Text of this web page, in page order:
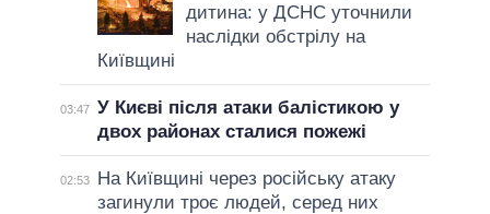
дитина: у ДСНС уточнили
наслідки обстрілу на
Київщині
03:47 У Києві після атаки балістикою у
двох районах сталися пожежі
02:53
На Київщині через російську атаку
загинули троє людей, серед них